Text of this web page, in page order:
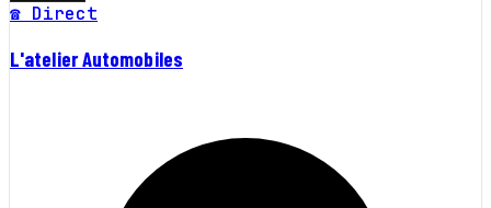
☎ Direct
L'atelier Automobiles